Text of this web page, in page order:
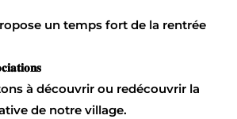
un temps fort de la rentrée
à découvrir ou redécouvrir la
de notre village.
plugin: wplink